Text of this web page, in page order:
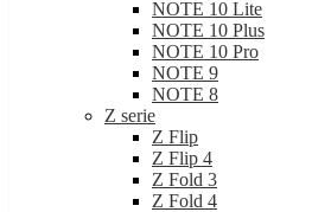
NOTE 10 Lite
NOTE 10 Plus
NOTE 10 Pro
NOTE 9
NOTE 8
Z serie
Z Flip
Z Flip 4
Z Fold 3
Z Fold 4